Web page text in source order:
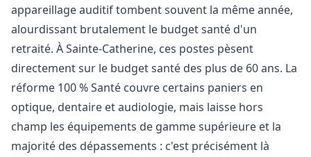
appareillage auditif tombent souvent la même année,
alourdissant brutalement le budget santé d'un
retraité. À Sainte-Catherine, ces postes pèsent
directement sur le budget santé des plus de 60 ans. La
réforme 100 % Santé couvre certains paniers en
optique, dentaire et audiologie, mais laisse hors
champ les équipements de gamme supérieure et la
majorité des dépassements : c'est précisément là